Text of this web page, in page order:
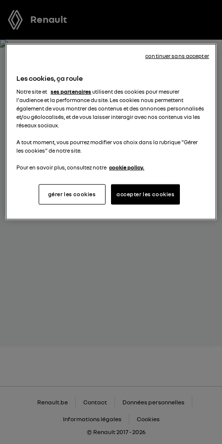
Renault
RECEVEZ GRATUITEMENT
VOTRE OFFRE POUR CLIO
FULL HYBRID E-TECH
proposer l’offre la plus avantageuse, des solutions de
conseiller dans votre projet d’achat.
sélectionnez un distributeur
Renault.be Contact Données personnelles
Informations légales
Cookies
© Renault 2017 - 2026
Les cookies, ça roule
Notre site et ses partenairesutilisent des cookies pour mesurer
l'audience et la performance du site. Les cookies nous permettent
également de vous montrer des contenus et des annonces personnalisés
et/ou géolocalisés, et de vous laisser interagir avec nos contenus via les
réseaux sociaux.
A tout moment, vous pourrez modifier vos choix dans la rubrique "Gérer
les cookies" de notre site.
Pour en savoir plus, consultez notre cookie policy.
accepter les cookies
gérer les cookies
continuer sans accepter